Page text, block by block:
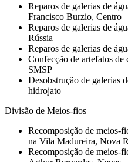
Reparos de galerias de
Francisco Burzio, Centro
Reparos de galerias de
Rússia
Reparos de galerias de
Confecção de artefatos de
SMSP
Desobstrução de galerias
hidrojato
Divisão de Meios-fios
Recomposição de meios-
na Vila Madureira, Nova
Recomposição de meios-